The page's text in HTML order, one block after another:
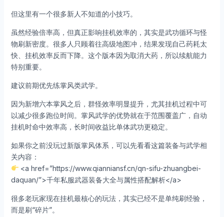
但这里有一个很多新人不知道的小技巧。
虽然经验倍率高，但真正影响挂机效率的，其实是武功循环与怪
物刷新密度。很多人只顾着往高级地图冲，结果发现自己药耗太
快、挂机效率反而下降。这个版本因为取消大药，所以续航能力
特别重要。
建议前期优先练掌风类武学。
因为新增六本掌风之后，群怪效率明显提升，尤其挂机过程中可
以减少很多跑位时间。掌风武学的优势就在于范围覆盖广，自动
挂机时命中效率高，长时间收益比单体武功更稳定。
如果你之前没玩过新版掌风体系，可以先看看这篇装备与武学相
关内容：
<a href=”https://www.qianniansf.cn/qn-sifu-zhuangbei-
daquan/”>千年私服武器装备大全与属性搭配解析</a>
很多老玩家现在挂机最核心的玩法，其实已经不是单纯刷经验，
而是刷“碎片”。